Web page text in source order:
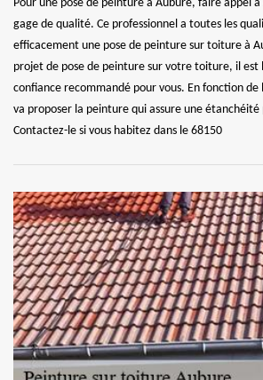
Pour une pose de peinture à Aubure, faire appel
gage de qualité. Ce professionnel a toutes les
efficacement une pose de peinture sur toiture à
projet de pose de peinture sur votre toiture, il est
confiance recommandé pour vous. En fonction
va proposer la peinture qui assure une
Contactez-le si vous habitez dans le 68150